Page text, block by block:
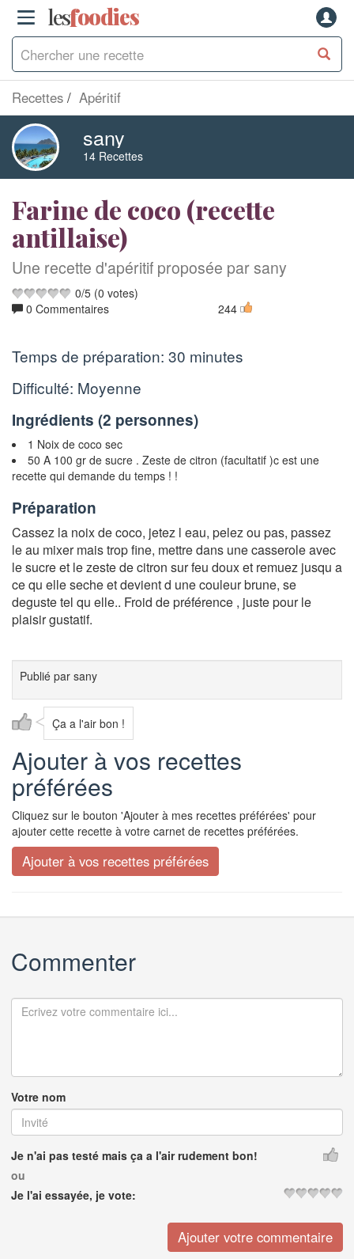
lesfoodies
Recettes Apéritif
sany
14 Recettes
Farine de coco (recette
antillaise)
Une recette d'apéritif proposée par sany
0/5 (0 votes)
0 Commentaires
244
Temps de préparation: 30 minutes
Difficulté: Moyenne
Ingrédients (2 personnes)
1 Noix de coco sec
50 A 100 gr de sucre . Zeste de citron (facultatif )c est une
recette qui demande du temps ! !
Préparation
Cassez la noix de coco, jetez l eau, pelez ou pas, passez
le au mixer mais trop fine, mettre dans une casserole avec
le sucre et le zeste de citron sur feu doux et remuez jusqu a
ce qu elle seche et devient d une couleur brune, se
deguste tel qu elle.. Froid de préférence , juste pour le
plaisir gustatif.
Publié par sany
Ça a l'air bon !
Ajouter à vos recettes
préférées
Cliquez sur le bouton 'Ajouter à mes recettes préférées' pour
ajouter cette recette à votre carnet de recettes préférées.
Commenter
Votre nom
Je n'ai pas testé mais ça a l'air rudement bon!
ou
Je l'ai essayée, je vote: